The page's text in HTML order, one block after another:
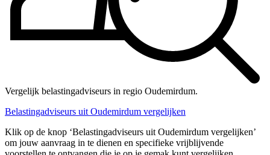
Vergelijk belastingadviseurs in regio Oudemirdum.
Belastingadviseurs uit Oudemirdum vergelijken
Klik op de knop ‘Belastingadviseurs uit Oudemirdum vergelijken’
om jouw aanvraag in te dienen en specifieke vrijblijvende